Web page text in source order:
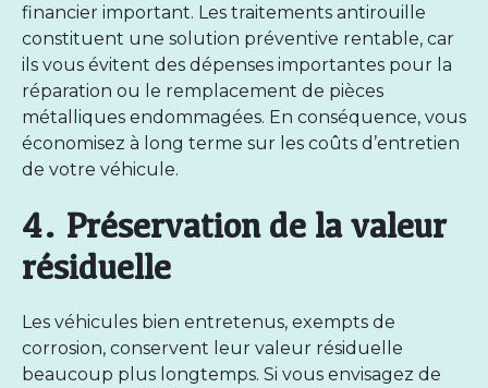
financier important. Les traitements antirouille
constituent une solution préventive rentable, car
ils vous évitent des dépenses importantes pour la
réparation ou le remplacement de pièces
métalliques endommagées. En conséquence, vous
économisez à long terme sur les coûts d’entretien
de votre véhicule.
4. Préservation de la valeur
résiduelle
Les véhicules bien entretenus, exempts de
corrosion, conservent leur valeur résiduelle
beaucoup plus longtemps. Si vous envisagez de